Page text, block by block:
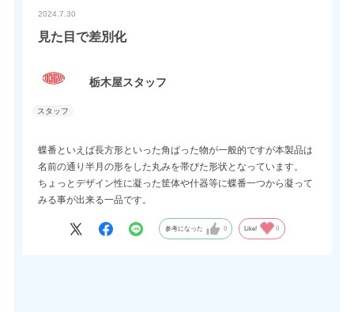
2024.7.30
見た目で差別化
栃木屋スタッフ
蝶番といえば長方形といった角ばった物が一般的ですが本製品は
名前の通り半月の形をした丸みを帯びた形状となっています。
ちょっとデザイン性に凝った筐体や什器等に蝶番一つから凝って
みる事が出来る一品です。
参考になった 0 Like! 0